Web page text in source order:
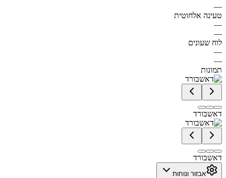
—
טעינה אלחוטית
—
—
לוח שעונים
—
—
תמונות
דאשבורד
דאשבורד
אבזור ונוחות